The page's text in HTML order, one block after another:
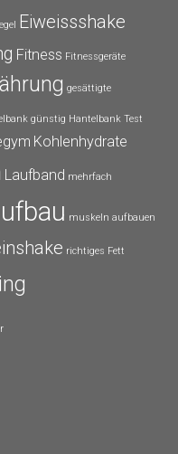
Eiweissshake
Fitness Fitnessgeräte
gesättigte
günstig Hantelbank Test
Kohlenhydrate
Laufband mehrfach
muskeln aufbauen
richtiges Fett